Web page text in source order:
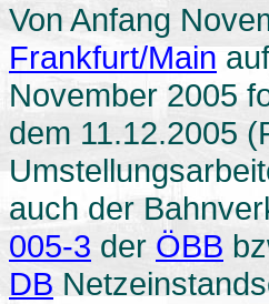
Von Anfang
Frankfurt/Main
November 2005
dem 11.12.2005
auch der
005-3 der ÖBB
DB